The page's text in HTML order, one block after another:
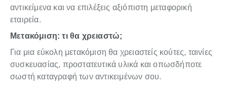
αντικείμενα και να επιλέξεις αξιόπιστη μεταφορική
εταιρεία.
Μετακόμιση: τι θα χρειαστώ;
Για μια εύκολη μετακόμιση θα χρειαστείς κούτες, ταινίες
συσκευασίας, προστατευτικά υλικά και οπωσδήποτε
σωστή καταγραφή των αντικειμένων σου.